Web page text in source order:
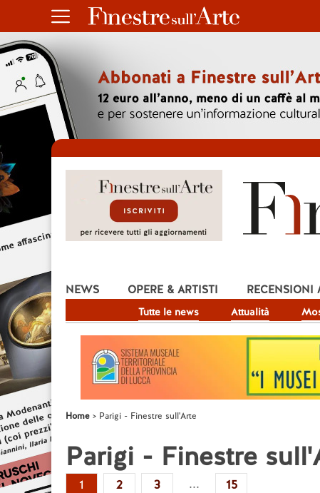
NEWS
Tutte le news Attualità
OPERE & ARTISTI RECENSIONI
Home Parigi - Finestre sull'Arte
Parigi - Finestre
1 2 3 ... 15